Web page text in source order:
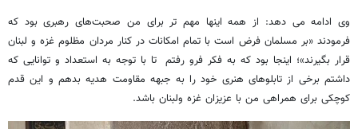
وی ادامه می دهد: از همه اینها مهم تر برای من صحبت‌های رهبری بود که
فرمودند «بر مسلمان فرض است با تمام امکانات در کنار مردان مظلوم غزه و لبنان
قرار بگیرند»؛ اینجا بود که به فکر فرو رفتم تا با توجه به استعداد و توانایی که
داشتم برخی از تابلوهای هنری خود را به جبهه مقاومت هدیه بدهم و این قدم
کوچکی برای همراهی من با عزیزان غزه ولبنان باشد.